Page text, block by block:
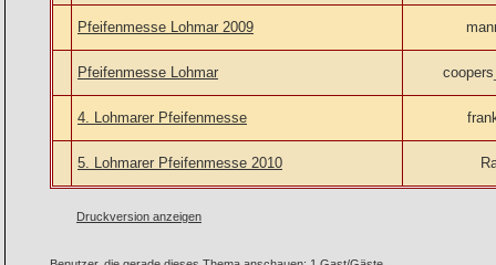
Pfeifenmesse Lohmar 2009
Pfeifenmesse Lohmar
4. Lohmarer Pfeifenmesse
5. Lohmarer Pfeifenmesse 2010
Druckversion anzeigen